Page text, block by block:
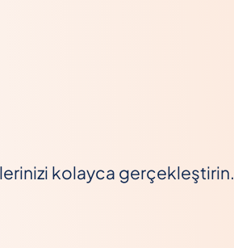
kolayca gerçekleştirin.